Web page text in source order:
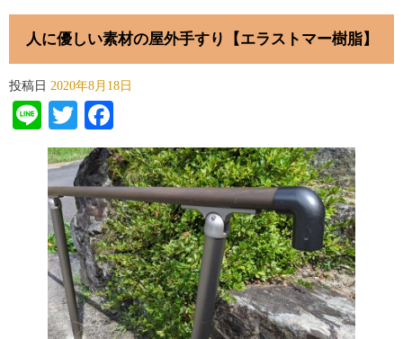
人に優しい素材の屋外手すり【エラストマー樹脂】
投稿日 2020年8月18日
LineTwitter